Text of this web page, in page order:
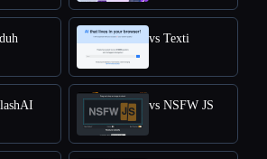
vs Texti
vs NSFW JS